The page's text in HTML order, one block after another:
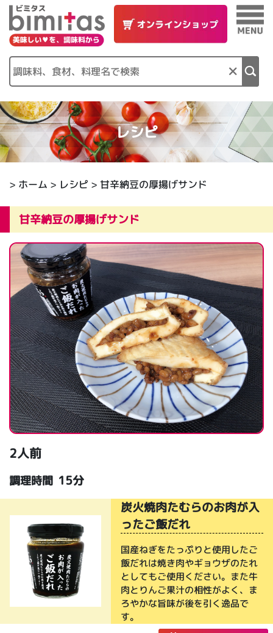
×
レシピ
> ホーム > レシピ > 甘辛納豆の厚揚げサンド
甘辛納豆の厚揚げサンド
2人前
調理時間 15分
炭火焼肉たむらのお肉が入
ったご飯だれ
国産ねぎをたっぷりと使用したご
飯だれは焼き肉やギョウザのたれ
としてもご使用ください。また牛
肉とりんご果汁の相性がよく、ま
ろやかな旨味が後を引く逸品で
す。